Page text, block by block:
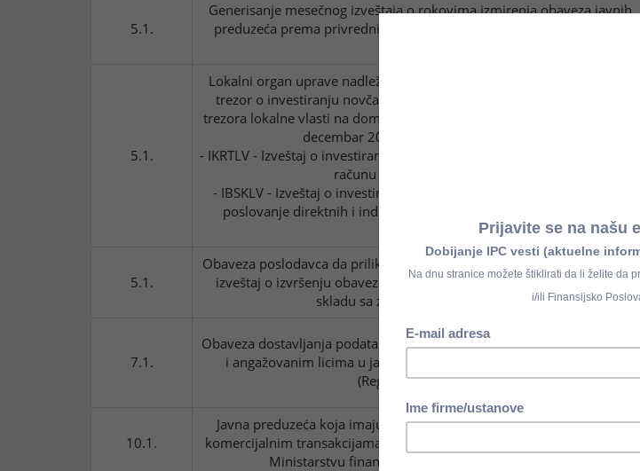
5.1.
Generisanje mesečnog izveštaja o rokovima izmirenja obaveza javnih
preduzeća prema privrednim subjektima za mesec decembar 2015.
5.1.
Lokalni organ uprave nadležan za finansije podnosi izveštaj Upravi za
trezor o investiranju novčanih sredstava sa konsolidovanog računa
trezora lokalne vlasti na domaćem finansijskom tržištu novca za mesec
decembar 2015. godine na obrascima:
- IKRTLV - Izveštaj o investiranju novčanih sredstava na konsolidovanom
računu trezora lokalne vlasti
- IBSKLV - Izveštaj o investiranju sredstava sa podračuna za redovno
poslovanje direktnih i indirektnih korisnika budžetskih sredstava
5.1.
Obaveza poslodavca da prilikom isplate zarada Poreskoj upravi dostavi
izveštaj o izvršenju obaveze zapošljavanja osoba sa invaliditetom u
skladu sa zakonom - Obrazac IOSI
7.1.
Obaveza dostavljanja podataka o zaposlenima, izabranim, postavljenim
i angažovanim licima u javnom sektoru na obrascima 1, 2, 3 i 4.
(Registar zaposlenih)
10.1.
Javna preduzeća koja imaju prekoračenje roka izmirenja obaveza u
komercijalnim transakcijama generisane mesečne izveštaje dostavljaju
Ministarstvu finansija Sektoru za javna preduzeća